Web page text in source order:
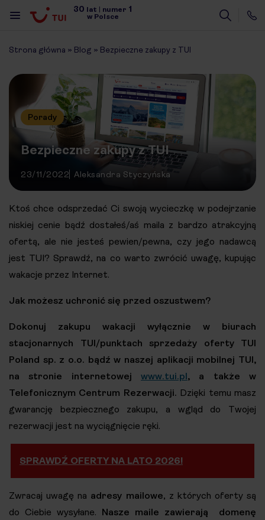
30 lat | numer 1
w Polsce
Strona główna » Blog » Bezpieczne zakupy z TUI
Porady
Bezpieczne zakupy z TUI
23/11/2022 Aleksandra Styczyńska
Ktoś chce odsprzedać Ci swoją wycieczkę w podejrzanie
niskiej cenie bądź dostałeś/aś maila z bardzo atrakcyjną
ofertą, ale nie jesteś pewien/pewna, czy jego nadawcą
jest TUI? Sprawdź, na co warto zwrócić uwagę, kupując
wakacje przez Internet.
Jak możesz uchronić się przed oszustwem?
Dokonuj zakupu wakacji wyłącznie w biurach
stacjonarnych TUI/punktach sprzedaży oferty TUI
Poland sp. z o.o. bądź w naszej aplikacji mobilnej TUI,
na stronie internetowej www.tui.pl, a także w
Telefonicznym Centrum Rezerwacji. Dzięki temu masz
gwarancję bezpiecznego zakupu, a wgląd do Twojej
rezerwacji jest na wyciągnięcie ręki.
SPRAWDŹ OFERTY NA LATO 2026!
Zwracaj uwagę na adresy mailowe, z których oferty są
do Ciebie wysyłane. Nasze maile zawierają domenę